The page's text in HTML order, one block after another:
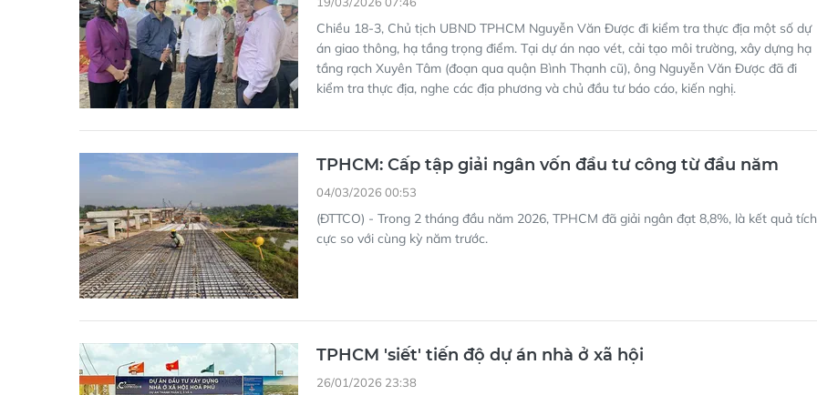
Chiều 18-3, Chủ tịch UBND TPHCM Nguyễn Văn Được đi kiểm tra thực địa một số dự
án giao thông, hạ tầng trọng điểm. Tại dự án nạo vét, cải tạo môi trường, xây dựng hạ
tầng rạch Xuyên Tâm (đoạn qua quận Bình Thạnh cũ), ông Nguyễn Văn Được đã đi
kiểm tra thực địa, nghe các địa phương và chủ đầu tư báo cáo, kiến nghị.
TPHCM: Cấp tập giải ngân vốn đầu tư công từ đầu năm
04/03/2026 00:53
(ĐTTCO) - Trong 2 tháng đầu năm 2026, TPHCM đã giải ngân đạt 8,8%, là kết quả tích
cực so với cùng kỳ năm trước.
TPHCM 'siết' tiến độ dự án nhà ở xã hội
26/01/2026 23:38